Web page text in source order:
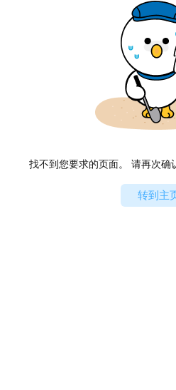
找不到您要求的页面。 请再次确
转到主